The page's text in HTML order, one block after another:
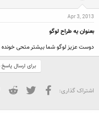
:
Apr 3, 2013
بعنوان یه طراح لوگو
دوست عزیز لوگو شما بیشتر متحی
برای ارسال
اشتراک گذاری: فیسبوک تویتر